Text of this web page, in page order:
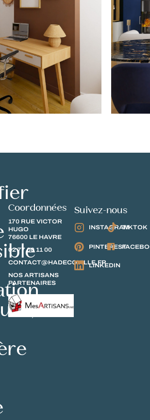
Coordonnées
170 RUE VICTOR
HUGO
76600 LE HAVRE
02 77 00 11 00
CONTACT@HADECOVILLE.FR
NOS ARTISANS
PARTENAIRES
Suivez-nous
INSTAGRAM
PINTEREST
LINKEDIN
TIKTOK